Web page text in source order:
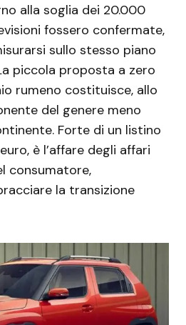
alla soglia dei 20.000
fossero confermate,
sullo stesso piano
piccola proposta a zero
rumeno costituisce, allo
del genere meno
Forte di un listino
è l’affare degli affari
consumatore,
la transizione